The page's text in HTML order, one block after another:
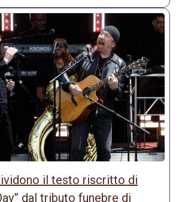
il testo riscritto di
dal tributo funebre di